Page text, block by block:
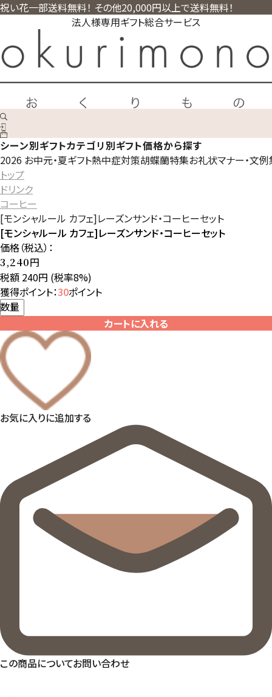
祝い花一部送料無料！ その他20,000円以上で送料無料！
法人様専用ギフト総合サービス
シーン別ギフトカテゴリ別ギフト価格から探す
2026 お中元・夏ギフト熱中症対策胡蝶蘭特集お礼状マナー・文
トップ
ドリンク
コーヒー
[モンシャルール カフェ]レーズンサンド・コーヒーセット
[モンシャルール カフェ]レーズンサンド・コーヒーセット
価格（税込）：
3,240円
税額 240円 (税率8%)
獲得ポイント：30ポイント
数量
カートに入れる
お気に入りに追加する
この商品についてお問い合わせ